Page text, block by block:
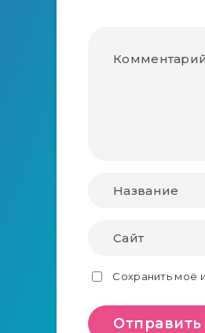
Сохранить моё